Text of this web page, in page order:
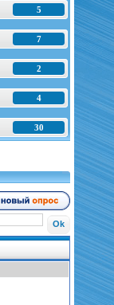
5
7
2
4
30